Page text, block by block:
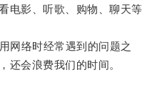
电影、听歌、购物、聊天等
络时经常遇到的问题之
还会浪费我们的时间。